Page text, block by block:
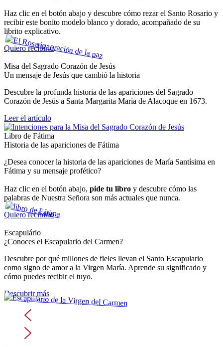
Haz clic en el botón abajo y descubre cómo rezar el Santo Rosario y
recibir este bonito modelo blanco y dorado, acompañado de su
librito explicativo.
Quiero recibirlo
Misa del Sagrado Corazón de Jesús
Un mensaje de Jesús que cambió la historia
Descubre la profunda historia de las apariciones del Sagrado
Corazón de Jesús a Santa Margarita María de Alacoque en 1673.
Leer el artículo
Libro de Fátima
Historia de las apariciones de Fátima
¿Desea conocer la historia de las apariciones de María Santísima en
Fátima y su mensaje profético?
Haz clic en el botón abajo, pide tu libro y descubre cómo las
palabras de Nuestra Señora son más actuales que nunca.
Quiero recibirlo
Escapulário
¿Conoces el Escapulario del Carmen?
Descubre por qué millones de fieles llevan el Santo Escapulario
como signo de amor a la Virgen María. Aprende su significado y
cómo puedes recibir el tuyo.
Descubrir más